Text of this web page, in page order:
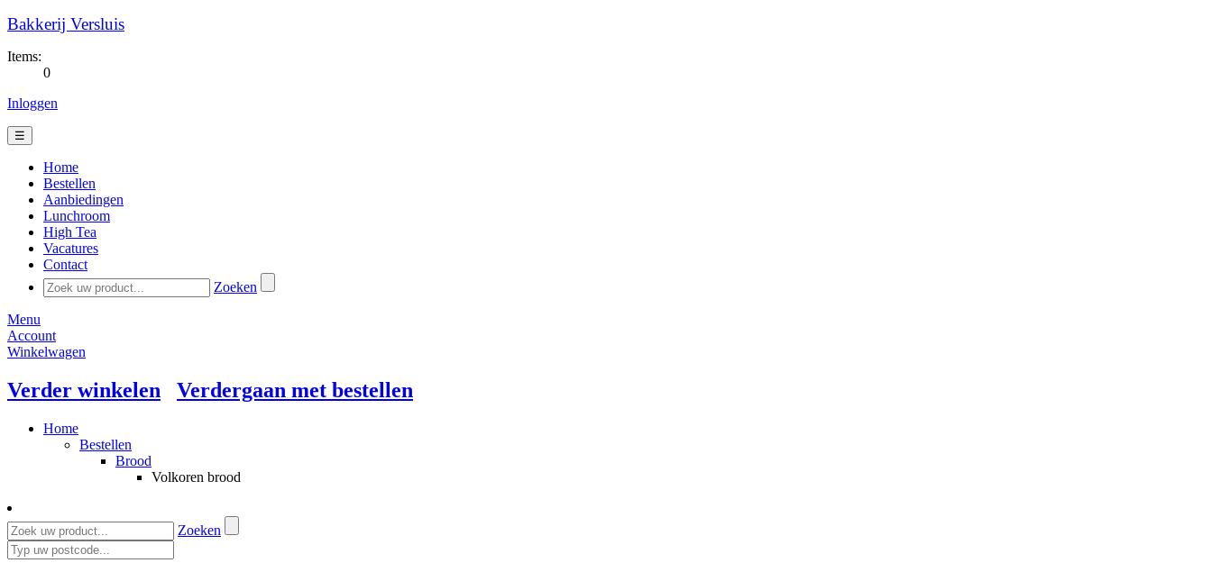
Bakkerij Versluis
Items:
0
Inloggen
☰
Home
Bestellen
Aanbiedingen
Lunchroom
High Tea
Vacatures
Contact
Zoeken
Menu
Account
Winkelwagen
Verder winkelen Verdergaan met bestellen
Home
Bestellen
Brood
Volkoren brood
Zoeken